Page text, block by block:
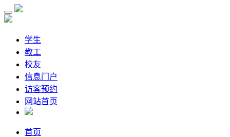
学生
教工
校友
信息门户
访客预约
网站首页
首页